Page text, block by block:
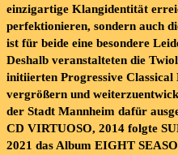
einzigartige Klangidentität
perfektionieren, sondern auch
ist für beide eine besondere
Deshalb veranstalteten die
initiierten Progressive Classical
vergrößern und
der Stadt Mannheim dafür
CD VIRTUOSO, 2014 folgte
2021 das Album EIGHT